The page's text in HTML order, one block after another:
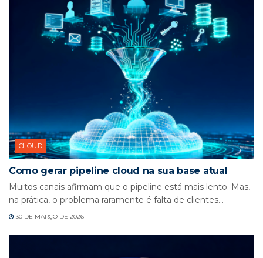
CLOUD
Como gerar pipeline cloud na sua base atual
Muitos canais afirmam que o pipeline está mais lento. Mas,
na prática, o problema raramente é falta de clientes...
30 DE MARÇO DE 2026